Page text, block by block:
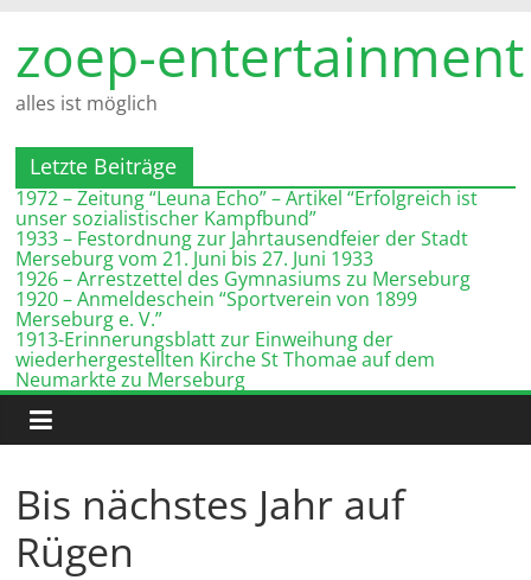
Inhalt
springen
zoep-entertainment
alles ist möglich
Letzte Beiträge
1972 – Zeitung “Leuna Echo” – Artikel “Erfolgreich ist
unser sozialistischer Kampfbund”
1933 – Festordnung zur Jahrtausendfeier der Stadt
Merseburg vom 21. Juni bis 27. Juni 1933
1926 – Arrestzettel des Gymnasiums zu Merseburg
1920 – Anmeldeschein “Sportverein von 1899
Merseburg e. V.”
1913-Erinnerungsblatt zur Einweihung der
wiederhergestellten Kirche St Thomae auf dem
Neumarkte zu Merseburg
Bis nächstes Jahr auf
Rügen